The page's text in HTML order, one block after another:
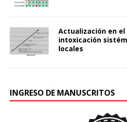
Actualización en el
intoxicación
locales
INGRESO DE MANUSCRITOS